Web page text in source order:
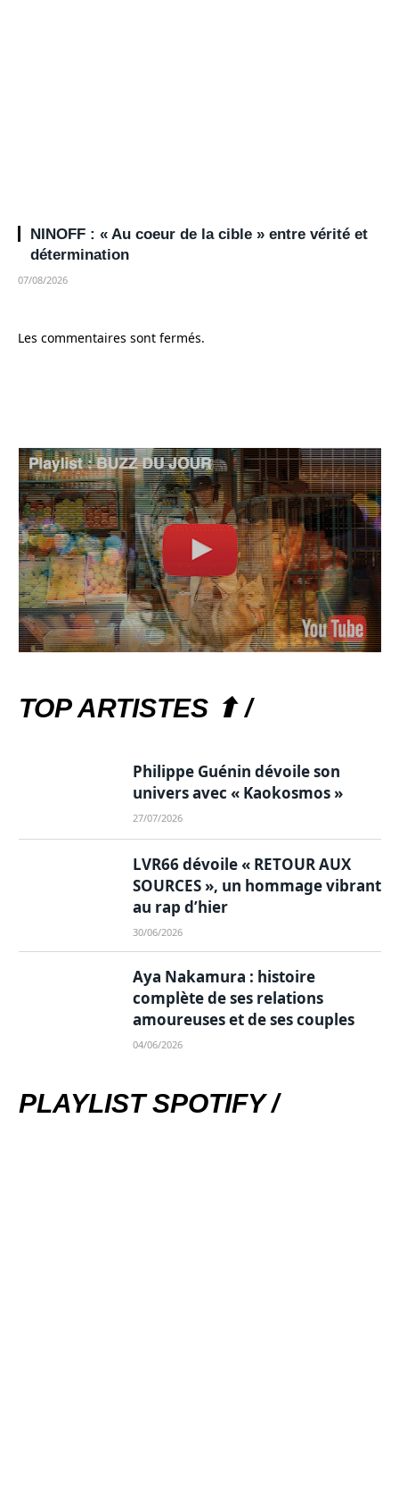
NINOFF : « Au coeur de la cible » entre vérité et
détermination
07/08/2026
Les commentaires sont fermés.
TOP ARTISTES ⬆ /
Philippe Guénin dévoile son
univers avec « Kaokosmos »
27/07/2026
LVR66 dévoile « RETOUR AUX
SOURCES », un hommage vibrant
au rap d’hier
30/06/2026
Aya Nakamura : histoire
complète de ses relations
amoureuses et de ses couples
04/06/2026
PLAYLIST SPOTIFY /